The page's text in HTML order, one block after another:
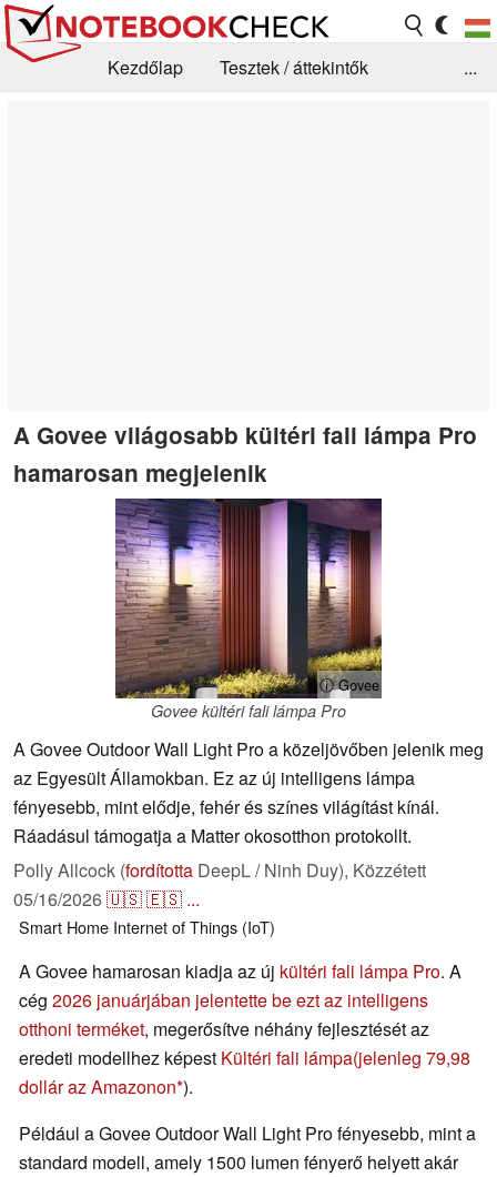
Kezdőlap
Tesztek / áttekintők
...
A Govee világosabb kültéri fali lámpa Pro
hamarosan megjelenik
ⓘ Govee
Govee kültéri fali lámpa Pro
A Govee Outdoor Wall Light Pro a közeljövőben jelenik meg
az Egyesült Államokban. Ez az új intelligens lámpa
fényesebb, mint elődje, fehér és színes világítást kínál.
Ráadásul támogatja a Matter okosotthon protokollt.
Polly Allcock (fordította DeepL / Ninh Duy), Közzétett
05/16/2026🇺🇸🇪🇸 ...
Smart Home Internet of Things (IoT)
A Govee hamarosan kiadja az új kültéri fali lámpa Pro. A
cég 2026 januárjában jelentette be ezt az intelligens
otthoni terméket, megerősítve néhány fejlesztését az
eredeti modellhez képest Kültéri fali lámpa(jelenleg 79,98
dollár az Amazonon ).
Például a Govee Outdoor Wall Light Pro fényesebb, mint a
standard modell, amely 1500 lumen fényerő helyett akár